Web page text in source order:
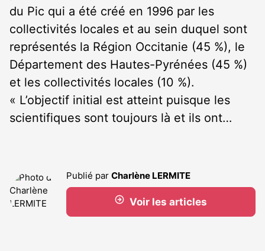
du Pic qui a été créé en 1996 par les
collectivités locales et au sein duquel sont
représentés la Région Occitanie (45 %), le
Département des Hautes-Pyrénées (45 %)
et les collectivités locales (10 %).
« L’objectif initial est atteint puisque les
scientifiques sont toujours là et ils ont…
Publié par Charlène LERMITE
Voir les articles